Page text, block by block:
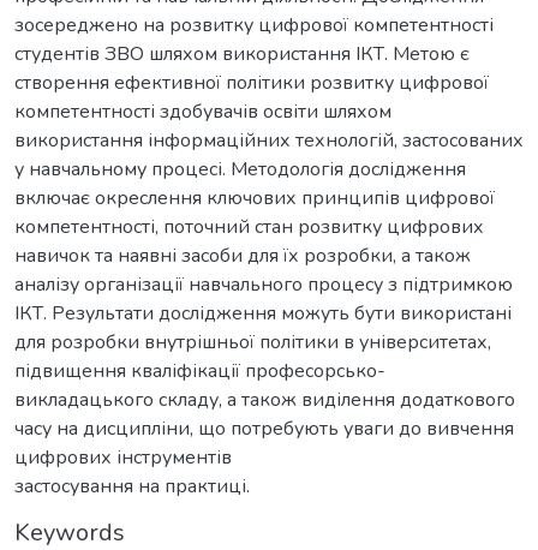
зосереджено на розвитку цифрової компетентності
студентів ЗВО шляхом використання ІКТ. Метою є
створення ефективної політики розвитку цифрової
компетентності здобувачів освіти шляхом
використання інформаційних технологій, застосованих
у навчальному процесі. Методологія дослідження
включає окреслення ключових принципів цифрової
компетентності, поточний стан розвитку цифрових
навичок та наявні засоби для їх розробки, а також
аналізу організації навчального процесу з підтримкою
ІКТ. Результати дослідження можуть бути використані
для розробки внутрішньої політики в університетах,
підвищення кваліфікації професорсько-
викладацького складу, а також виділення додаткового
часу на дисципліни, що потребують уваги до вивчення
цифрових інструментів
застосування на практиці.
Keywords